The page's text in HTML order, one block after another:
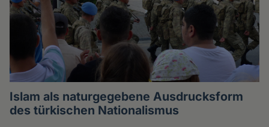
Islam als naturgegebene Ausdrucksform
des türkischen Nationalismus